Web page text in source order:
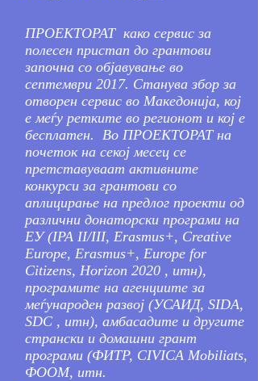
ПРОЕКТОРАТ како сервис за
полесен пристап до грантови
започна со објавување во
септември 2017. Станува збор за
отворен сервис во Македонија, кој
е меѓу ретките во регионот и кој е
бесплатен. Во ПРОЕКТОРАТ на
почеток на секој месец се
претставуваат активните
конкурси за грантови со
аплицирање на предлог проекти од
различни донаторски програми на
ЕУ (IPA II/III, Erasmus+, Creative
Europe, Erasmus+, Europe for
Citizens, Horizon 2020 , итн),
програмите на агенциите за
меѓународен развој (УСАИД, SIDA,
SDC , итн), амбасадите и другите
странски и домашни грант
програми (ФИТР, CIVICA Mobiliats,
ФООМ, итн.